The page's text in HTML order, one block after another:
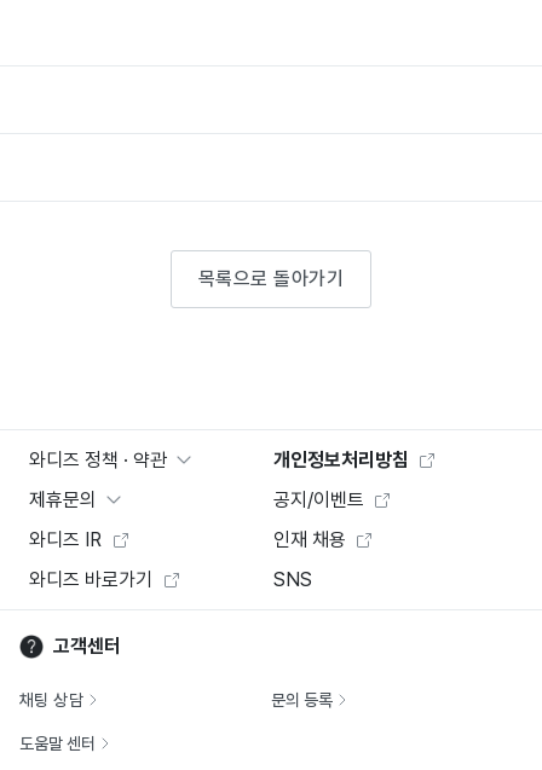
목록으로 돌아가기
와디즈 정책 · 약관
개인정보처리방침
제휴문의
공지/이벤트
와디즈 IR
인재 채용
와디즈 바로가기
SNS
고객센터
채팅 상담 문의 등록
도움말 센터